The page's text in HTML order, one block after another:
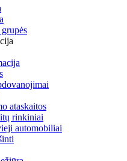
ataskaitos
rinkiniai
automobiliai